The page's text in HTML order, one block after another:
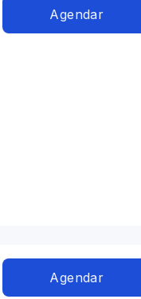
Agendar
Agendar